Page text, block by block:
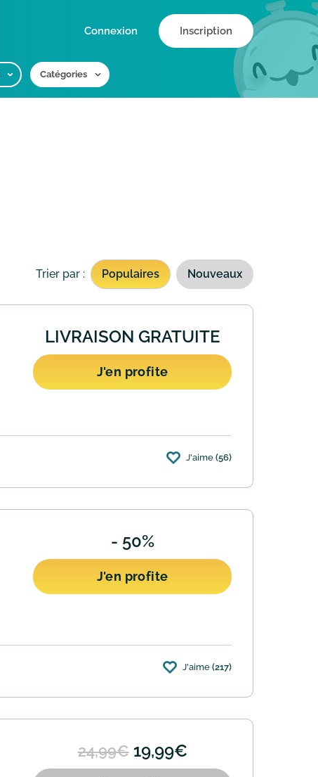
Connexion Inscription
Catégories
Trier par : Populaires Nouveaux
LIVRAISON GRATUITE
J'en profite
J'aime (56)
- 50%
J'en profite
J'aime (217)
24,99€19,99€